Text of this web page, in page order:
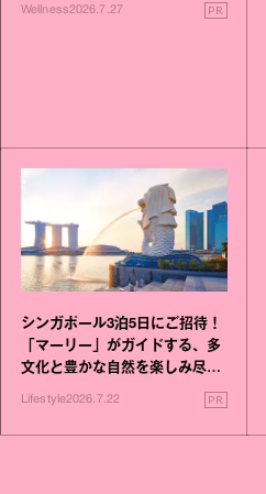
Wellness2026.7.27 PR
シンガポール3泊5日にご招待！
「マーリー」がガイドする、多
文化と豊かな自然を楽しみ尽く
Lifestyle2026.7.22 PR